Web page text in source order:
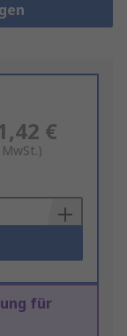
€
MwSt.)
für